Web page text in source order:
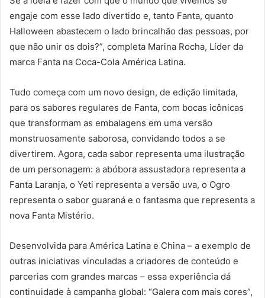
engaje com esse lado divertido e, tanto Fanta, quanto
Halloween abastecem o lado brincalhão das pessoas, por
que não unir os dois?”, completa Marina Rocha, Líder da
marca Fanta na Coca-Cola América Latina.
Tudo começa com um novo design, de edição limitada,
para os sabores regulares de Fanta, com bocas icônicas
que transformam as embalagens em uma versão
monstruosamente saborosa, convidando todos a se
divertirem. Agora, cada sabor representa uma ilustração
de um personagem: a abóbora assustadora representa a
Fanta Laranja, o Yeti representa a versão uva, o Ogro
representa o sabor guaraná e o fantasma que representa a
nova Fanta Mistério.
Desenvolvida para América Latina e China – a exemplo de
outras iniciativas vinculadas a criadores de conteúdo e
parcerias com grandes marcas – essa experiência dá
continuidade à campanha global: “Galera com mais cores”,